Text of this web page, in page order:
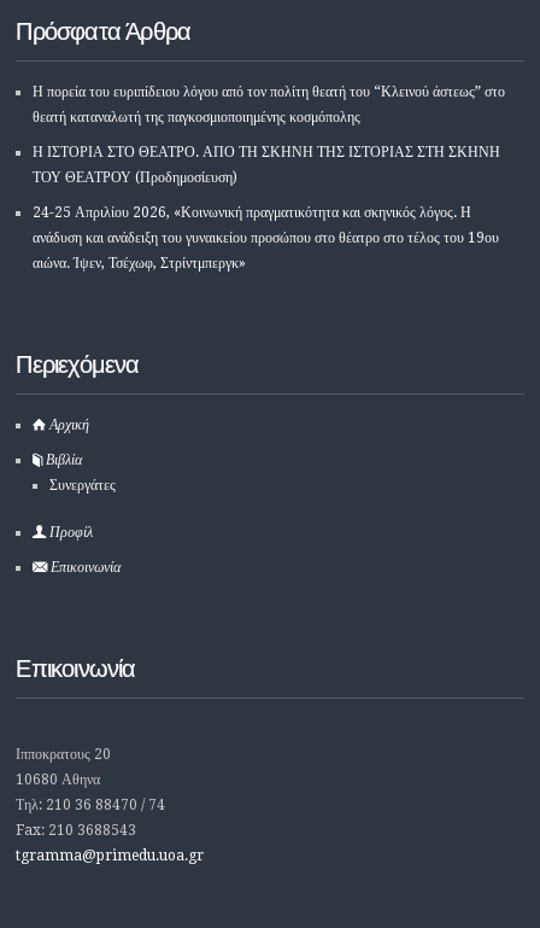
Πρόσφατα Άρθρα
Η πορεία του ευριπίδειου λόγου από τον πολίτη θεατή του “Κλεινού άστεως” στο
θεατή καταναλωτή της παγκοσμιοποιημένης κοσμόπολης
Η ΙΣΤΟΡΙΑ ΣΤΟ ΘΕΑΤΡΟ. ΑΠΟ ΤΗ ΣΚΗΝΗ ΤΗΣ ΙΣΤΟΡΙΑΣ ΣΤΗ ΣΚΗΝΗ
ΤΟΥ ΘΕΑΤΡΟΥ (Προδημοσίευση)
24-25 Απριλίου 2026, «Κοινωνική πραγματικότητα και σκηνικός λόγος. Η
ανάδυση και ανάδειξη του γυναικείου προσώπου στο θέατρο στο τέλος του 19ου
αιώνα. Ίψεν, Τσέχωφ, Στρίντμπεργκ»
Περιεχόμενα
Αρχική
Βιβλία
Συνεργάτες
Προφίλ
Επικοινωνία
Επικοινωνία
Ιπποκρατους 20
10680 Αθηνα
Τηλ: 210 36 88470 / 74
Fax: 210 3688543
tgramma@primedu.uoa.gr